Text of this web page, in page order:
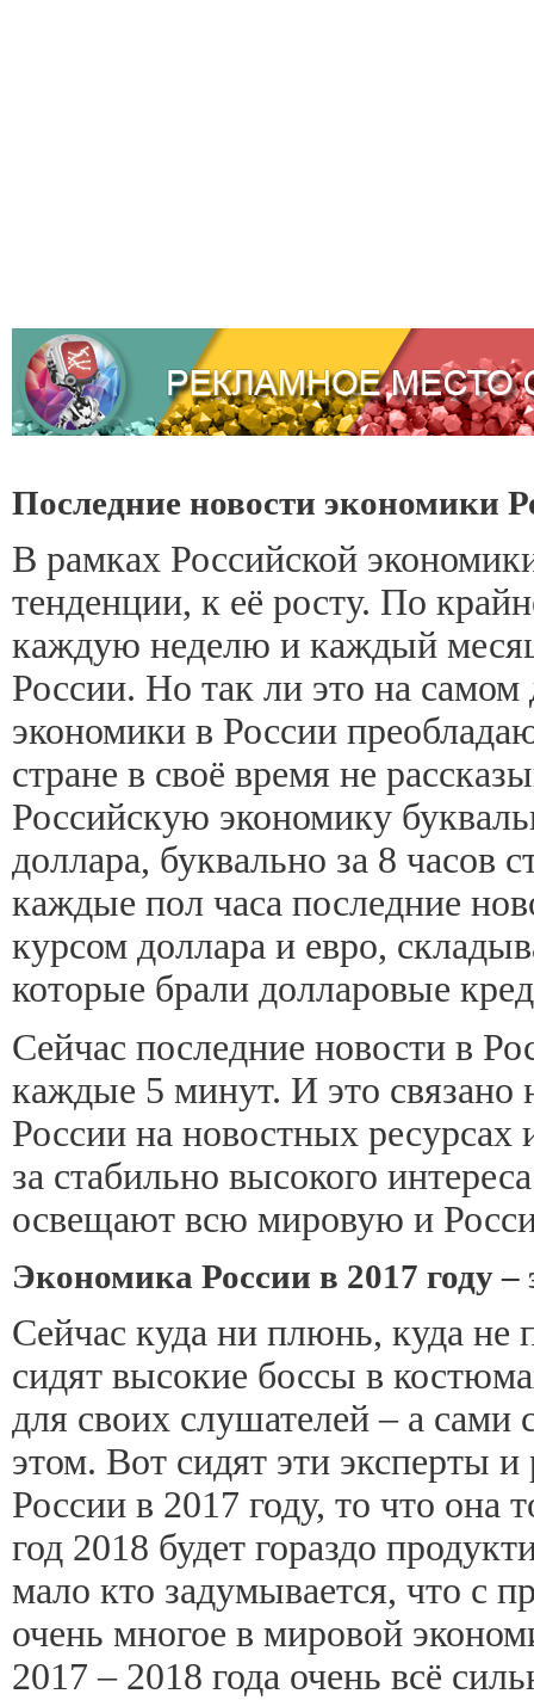
Последние новости экономики
В рамках Российской
тенденции, к её росту. По
каждую неделю и каждый
России. Но так ли это на
экономики в России
стране в своё время не
Российскую экономику
доллара, буквально за 8 часов
каждые пол часа последние
курсом доллара и евро,
которые брали долларовые
Сейчас последние новости в
каждые 5 минут. И это
России на новостных ресурсах
за стабильно высокого
освещают всю мировую и
Экономика России в 2017 году –
Сейчас куда ни плюнь, куда не
сидят высокие боссы в
для своих слушателей – а сами
этом. Вот сидят эти эксперты
России в 2017 году, то что она
год 2018 будет гораздо
мало кто задумывается, что с
очень многое в мировой
2017 – 2018 года очень всё